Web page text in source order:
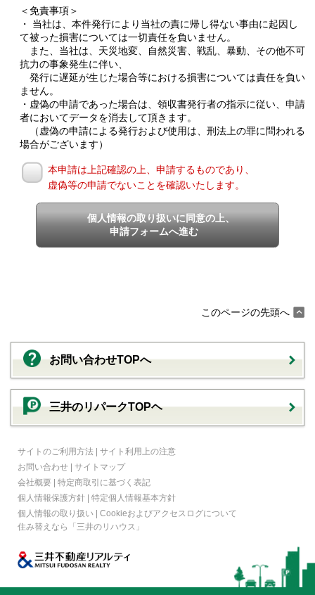
＜免責事項＞
・ 当社は、本件発行により当社の責に帰し得ない事由に起因し
て被った損害については一切責任を負いません。
また、当社は、天災地変、自然災害、戦乱、暴動、その他不可
抗力の事象発生に伴い、
発行に遅延が生じた場合等における損害については責任を負い
ません。
・虚偽の申請であった場合は、領収書発行者の指示に従い、申請
者においてデータを消去して頂きます。
（虚偽の申請による発行および使用は、刑法上の罪に問われる
場合がございます）
本申請は上記確認の上、申請するものであり、
虚偽等の申請でないことを確認いたします。
個人情報の取り扱いに同意の上、
申請フォームへ進む
このページの先頭へ
お問い合わせTOPへ
三井のリパークTOPヘ
サイトのご利用方法 | サイト利用上の注意
お問い合わせ | サイトマップ
会社概要 | 特定商取引に基づく表記
個人情報保護方針 | 特定個人情報基本方針
個人情報の取り扱い | Cookieおよびアクセスログについて
住み替えなら
「三井のリハウス」